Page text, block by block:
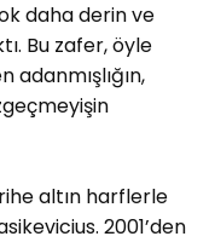
daha derin ve
Bu zafer, öyle
adanmışlığın,
altın harflerle
2001’den